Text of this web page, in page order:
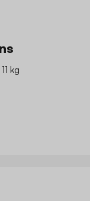
kg